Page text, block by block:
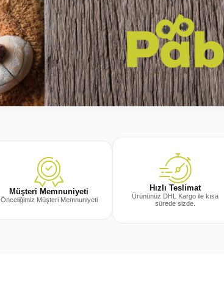
Müşteri Memnuniyeti
Önceliğimiz Müşteri Memnuniyeti
Hızlı Teslimat
Ürününüz DHL Kargo ile kısa
sürede sizde.